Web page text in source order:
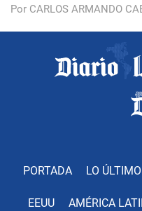
Por CARLOS ARMANDO
PORTADA LO ÚLTIMO
EEUU AMÉRICA